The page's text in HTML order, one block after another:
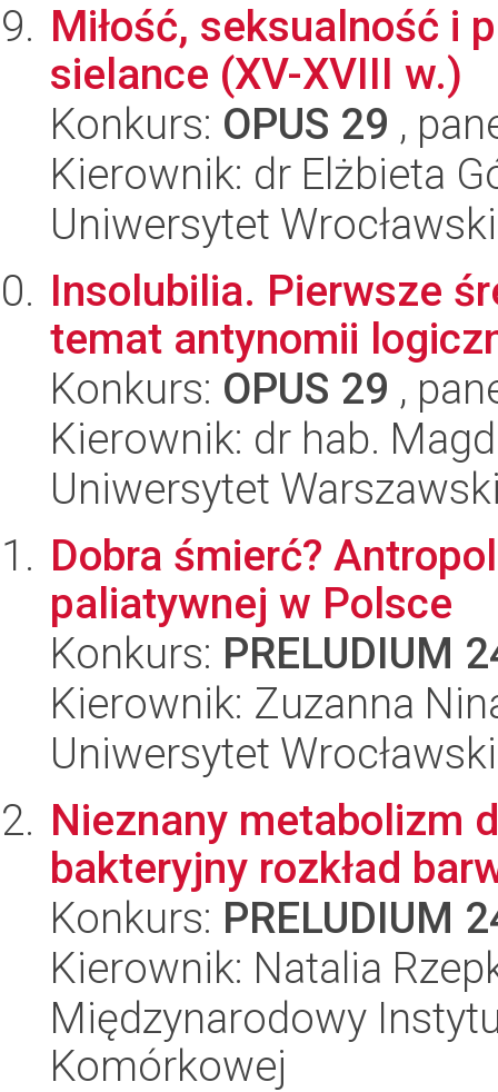
Miłość, seksualność i
sielance (XV-XVIII w.)
Konkurs: OPUS 29 ,
Kierownik: dr Elżbieta
Uniwersytet Wrocławski
Insolubilia. Pierwsze
temat antynomii
Konkurs: OPUS 29 ,
Kierownik: dr hab.
Uniwersytet
Dobra śmierć?
paliatywnej w Polsce
Konkurs: PRELUDIUM
Kierownik: Zuzanna
Uniwersytet Wrocławski
Nieznany metabolizm
bakteryjny rozkład
Konkurs: PRELUDIUM
Kierownik: Natalia
Międzynarodowy
Komórkowej